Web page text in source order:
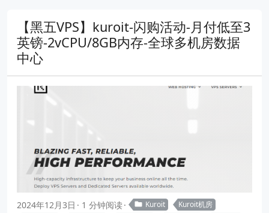
【黑五VPS】kuroit-闪购活动-月付低至3
英镑-2vCPU/8GB内存-全球多机房数据
中心
2024年12月3日 1 分钟阅读 Kuroit
Kuroit机房